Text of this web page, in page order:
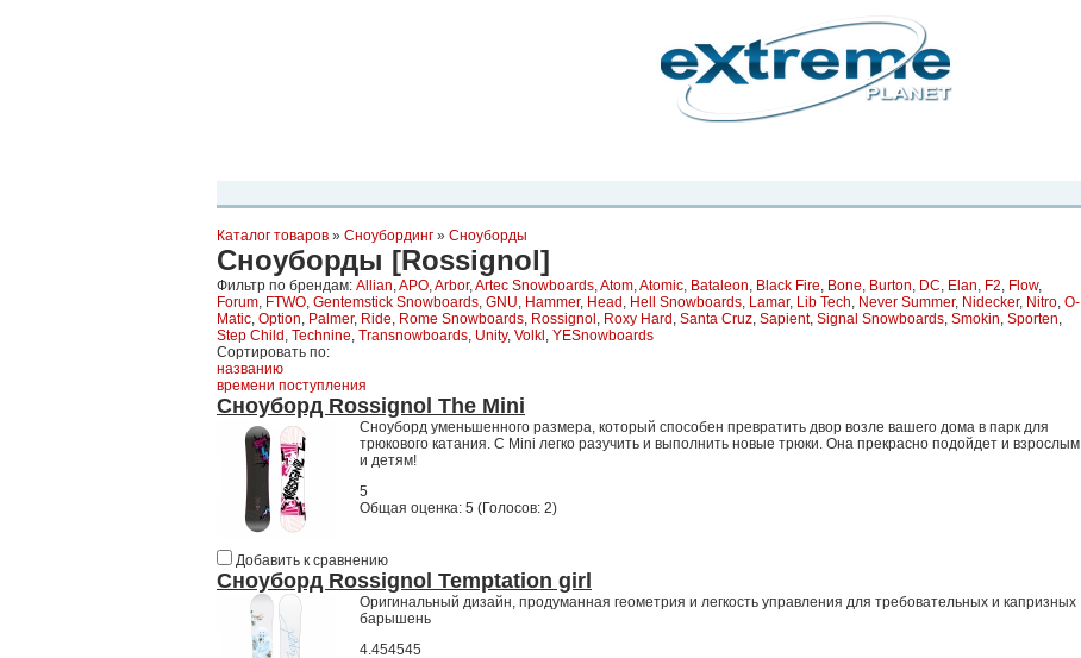
Каталог товаров » Сноубординг » Сноуборды
Сноуборды [Rossignol]
Фильтр по брендам: Allian,APO,Arbor,Artec Snowboards,Atom,Atomic, Bataleon, Black Fire, Bone, Burton, DC, Elan, F2, Flow,
Forum, FTWO, Gentemstick Snowboards, GNU, Hammer, Head , Hell Snowboards, Lamar, Lib Tech, Never Summer, Nidecker, Nitro, O-
Matic, Option, Palmer, Ride, Rome Snowboards, Rossignol , Roxy Hard , Santa Cruz, Sapient, Signal Snowboards, Smokin, Sporten,
Step Child , Technine, Transnowboards, Unity, Volkl , YESnowboards
Сортировать по:
названию
времени поступления
Сноуборд Rossignol The Mini
Сноуборд уменьшенного размера, который способен превратить двор возле вашего дома в парк для
трюкового катания. С Mini легко разучить и выполнить новые трюки. Она прекрасно подойдет и взрослым
и детям!
5
Общая оценка: 5 (Голосов: 2)
Добавить к сравнению
Сноуборд Rossignol Temptation girl
Оригинальный дизайн, продуманная геометрия и легкость управления для требовательных и капризных
барышень
4.454545